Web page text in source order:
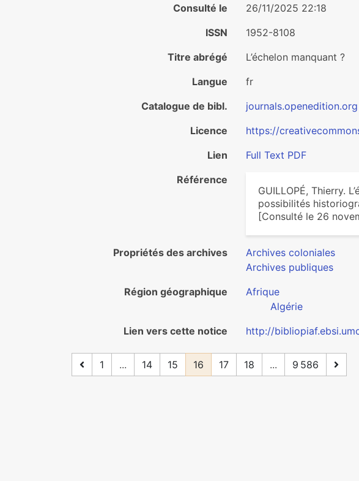
Consulté le
26/11/2025 22:18
ISSN
1952-8108
Titre abrégé
L’échelon manquant ?
Langue
fr
Catalogue de bibl.
journals.openedition.org
Licence
https://
Lien
Full Text PDF
Référence
GUILLOPÉ, Thierry.
possibilités
[Consulté le 26
Propriétés des archives
Archives coloniales
Archives publiques
Région géographique
Afrique
Algérie
Lien vers cette notice
http://
1 ... 14 15 16 17 18 ... 9 586